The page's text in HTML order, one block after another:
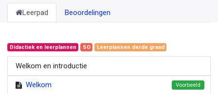
Leerpad Beoordelingen
Didactiek en leerplannen SO Leerplannen derde graad
Welkom en introductie
Welkom Voorbeeld